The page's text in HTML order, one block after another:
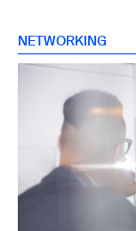
NETWORKING